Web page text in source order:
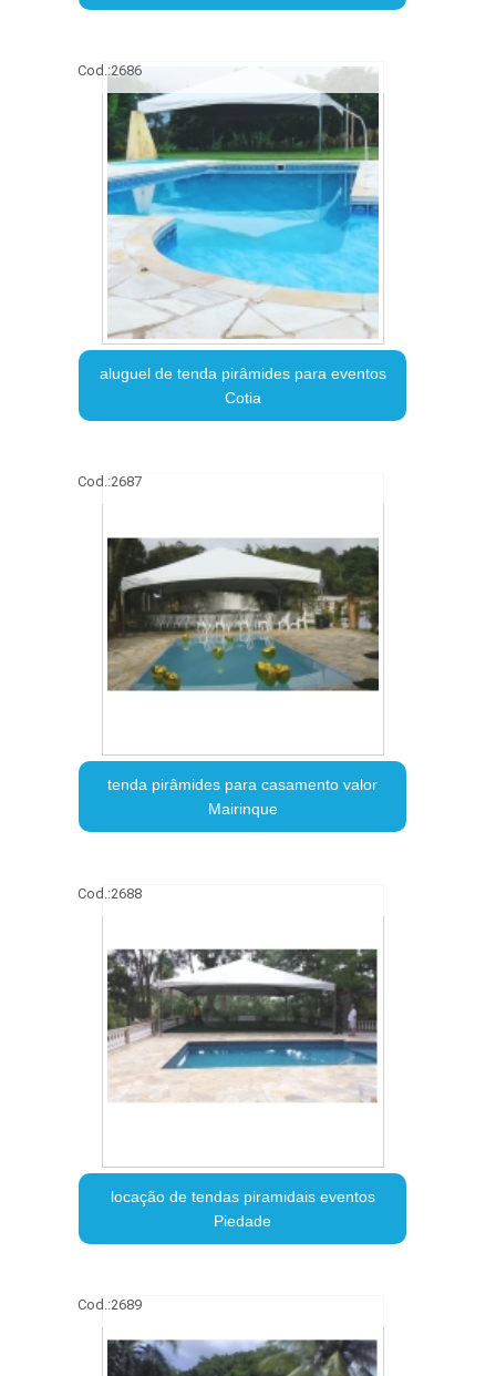
Cod.:2686
aluguel de tenda pirâmides para eventos
Cotia
Cod.:2687
tenda pirâmides para casamento valor
Mairinque
Cod.:2688
locação de tendas piramidais eventos
Piedade
Cod.:2689